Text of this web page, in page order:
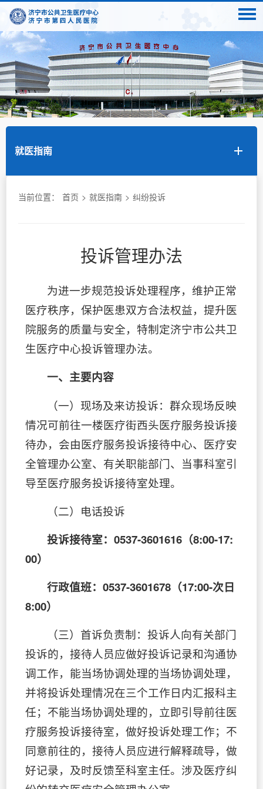
就医指南
当前位置： 首页 > 就医指南 > 纠纷投诉
投诉管理办法
为进一步规范投诉处理程序，维护正常
医疗秩序，保护医患双方合法权益，提升医
院服务的质量与安全，特制定济宁市公共卫
生医疗中心投诉管理办法。
一、主要内容
（一）现场及来访投诉：群众现场反映
情况可前往一楼医疗街西头医疗服务投诉接
待办，会由医疗服务投诉接待中心、医疗安
全管理办公室、有关职能部门、当事科室引
导至医疗服务投诉接待室处理。
（二）电话投诉
投诉接待室：0537-3601616（8:00-17:
00）
行政值班：0537-3601678（17:00-次日
8:00）
（三）首诉负责制：投诉人向有关部门
投诉的，接待人员应做好投诉记录和沟通协
调工作，能当场协调处理的当场协调处理，
并将投诉处理情况在三个工作日内汇报科主
任；不能当场协调处理的，立即引导前往医
疗服务投诉接待室，做好投诉处理工作；不
同意前往的，接待人员应进行解释疏导，做
好记录，及时反馈至科室主任。涉及医疗纠